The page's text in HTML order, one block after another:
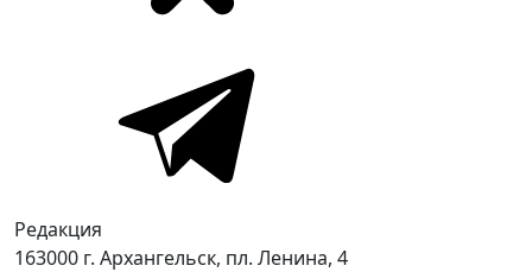
Редакция
163000 г. Архангельск, пл. Ленина, 4